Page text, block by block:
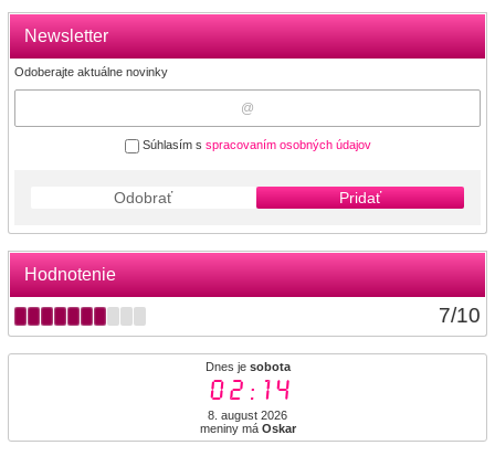
Newsletter
Odoberajte aktuálne novinky
Súhlasím s spracovaním osobných údajov
Odobrať Pridať
Hodnotenie
7/10
Dnes je sobota
02:14
8. august 2026
meniny má Oskar